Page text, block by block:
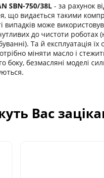
SBN-750/38L - за рахунок
що видається такими
випадків може
до чистоти роботах
Та й експлуатація їх
міняти масло і
боку, безмасляні моделі
Вас